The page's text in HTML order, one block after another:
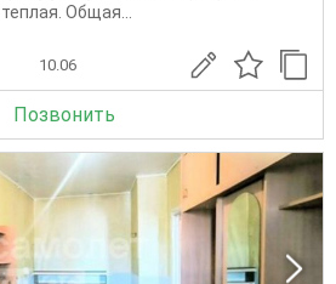
Общая...
10.06
Позвонить